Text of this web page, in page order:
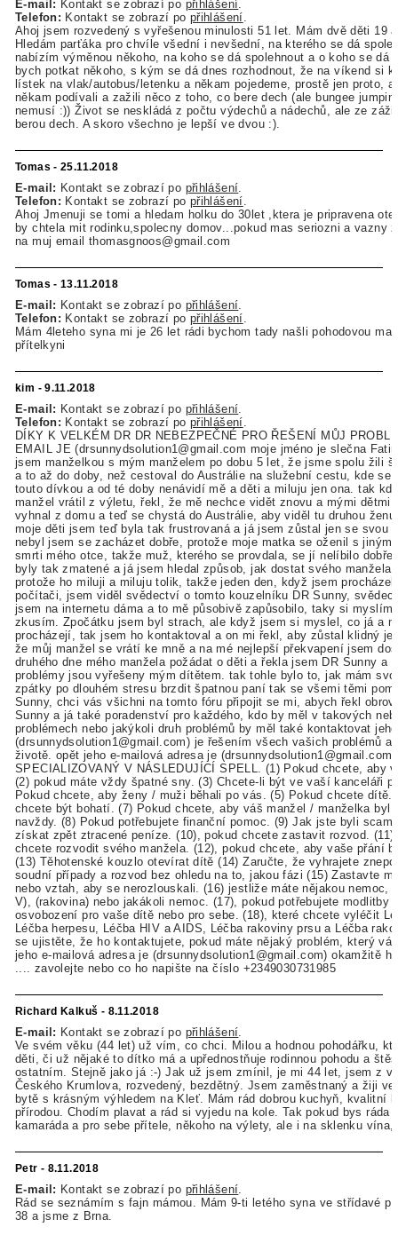
E-mail: Kontakt se zobrazí po přihlášení
Telefon: Kontakt se zobrazí po přihlášení
Ahoj jsem rozvedený s vyřešenou minulosti 51 let. Mám dvě děti 19
Hledám parťáka pro chvíle všední i nevšední, na kterého se dá
nabízím výměnou někoho, na koho se dá spolehnout a o koho se dá
bych potkat někoho, s kým se dá dnes rozhodnout, že na víkend si
lístek na vlak/autobus/letenku a někam pojedeme, prostě jen proto,
někam podívali a zažili něco z toho, co bere dech (ale bungee
nemusí :)) Život se neskládá z počtu výdechů a nádechů, ale ze
berou dech. A skoro všechno je lepší ve dvou :).
Tomas - 25.11.2018
E-mail: Kontakt se zobrazí po přihlášení
Telefon: Kontakt se zobrazí po přihlášení
Ahoj Jmenuji se tomi a hledam holku do 30let ,ktera je pripravena
by chtela mit rodinku,spolecny domov...pokud mas seriozni a vazny
na muj email thomasgnoos@gmail.com
Tomas - 13.11.2018
E-mail: Kontakt se zobrazí po přihlášení
Telefon: Kontakt se zobrazí po přihlášení
Mám 4leteho syna mi je 26 let rádi bychom tady našli pohodovou
přítelkyni
kim - 9.11.2018
E-mail: Kontakt se zobrazí po přihlášení
Telefon: Kontakt se zobrazí po přihlášení
DÍKY K VELKÉM DR DR NEBEZPEČNÉ PRO ŘEŠENÍ MŮJ
EMAIL JE (drsunnydsolution1@gmail.com moje jméno je slečna
jsem manželkou s mým manželem po dobu 5 let, že jsme spolu žili
a to až do doby, než cestoval do Austrálie na služební cestu, kde se
touto dívkou a od té doby nenávidí mě a děti a miluju jen ona. tak
manžel vrátil z výletu, řekl, že mě nechce vidět znovu a mými dětmi,
vyhnal z domu a teď se chystá do Austrálie, aby viděl tu druhou
moje děti jsem teď byla tak frustrovaná a já jsem zůstal jen se svou
nebyl jsem se zacházet dobře, protože moje matka se oženil s jiným
smrti mého otce, takže muž, kterého se provdala, se jí nelíbilo
byly tak zmatené a já jsem hledal způsob, jak dostat svého manžela
protože ho miluji a miluju tolik, takže jeden den, když jsem procházel
počítači, jsem viděl svědectví o tomto kouzelníku DR Sunny,
jsem na internetu dáma a to mě působivě zapůsobilo, taky si
zkusím. Zpočátku jsem byl strach, ale když jsem si myslel, co já a
procházejí, tak jsem ho kontaktoval a on mi řekl, aby zůstal klidný
že můj manžel se vrátí ke mně a na mé nejlepší překvapení jsem
druhého dne mého manžela požádat o děti a řekla jsem DR Sunny a
problémy jsou vyřešeny mým dítětem. tak tohle bylo to, jak mám
zpátky po dlouhém stresu brzdit špatnou paní tak se všemi těmi
Sunny, chci vás všichni na tomto fóru připojit se mi, abych řekl
Sunny a já také poradenství pro každého, kdo by měl v takových
problémech nebo jakýkoli druh problémů by měl také kontaktovat
(drsunnydsolution1@gmail.com) je řešením všech vašich problémů a
životě. opět jeho e-mailová adresa je
SPECIALIZOVANÝ V NÁSLEDUJÍCÍ SPELL. (1) Pokud chcete, aby
(2) pokud máte vždy špatné sny. (3) Chcete-li být ve vaší kanceláři
Pokud chcete, aby ženy / muži běhali po vás. (5) Pokud chcete dítě.
chcete být bohatí. (7) Pokud chcete, aby váš manžel / manželka byl
navždy. (8) Pokud potřebujete finanční pomoc. (9) Jak jste byli
získat zpět ztracené peníze. (10), pokud chcete zastavit rozvod.
chcete rozvodit svého manžela. (12), pokud chcete, aby vaše přání
(13) Těhotenské kouzlo otevírat dítě (14) Zaručte, že vyhrajete
soudní případy a rozvod bez ohledu na to, jakou fázi (15) Zastavte
nebo vztah, aby se nerozlouskali. (16) jestliže máte nějakou nemoc,
V), (rakovina) nebo jakákoli nemoc. (17), pokud potřebujete modlitby
osvobození pro vaše dítě nebo pro sebe. (18), které chcete vyléčit
Léčba herpesu, Léčba HIV a AIDS, Léčba rakoviny prsu a Léčba
se ujistěte, že ho kontaktujete, pokud máte nějaký problém, který
jeho e-mailová adresa je (drsunnydsolution1@gmail.com) okamžitě
.... zavolejte nebo co ho napište na číslo +2349030731985
Richard Kalkuš - 8.11.2018
E-mail: Kontakt se zobrazí po přihlášení
Ve svém věku (44 let) už vím, co chci. Milou a hodnou pohodářku,
děti, či už nějaké to dítko má a upřednostňuje rodinnou pohodu a
ostatním. Stejně jako já :-) Jak už jsem zmínil, je mi 44 let, jsem z
Českého Krumlova, rozvedený, bezdětný. Jsem zaměstnaný a žiji
bytě s krásným výhledem na Kleť. Mám rád dobrou kuchyň, kvalitní
přírodou. Chodím plavat a rád si vyjedu na kole. Tak pokud bys ráda
kamaráda a pro sebe přítele, někoho na výlety, ale i na sklenku
Petr - 8.11.2018
E-mail: Kontakt se zobrazí po přihlášení
Rád se seznámím s fajn mámou. Mám 9-ti letého syna ve střídavé
38 a jsme z Brna.